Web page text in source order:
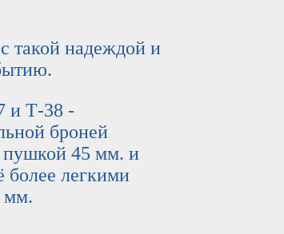
надеждой и
Т-38 -
броней
пушкой 45 мм. и
более легкими
мм.